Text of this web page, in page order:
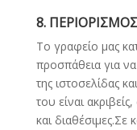
8.
To γραφείο μας
προσπάθεια για
της ιστοσελίδας
του είναι
και διαθέσιμες.Σε